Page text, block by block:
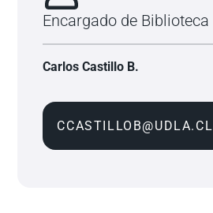
Encargado de Biblioteca
Carlos Castillo B.
CCASTILLOB@UDLA.CL